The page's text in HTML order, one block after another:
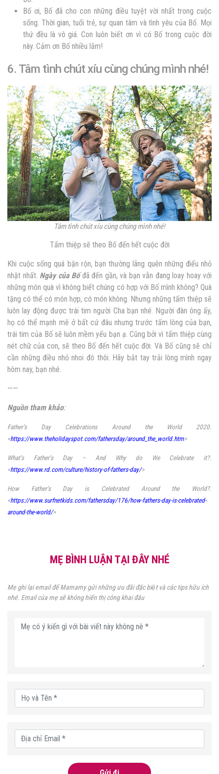
Bố ơi, Bố đã cho con những điều tuyệt vời nhất trong cuộc
sống. Thời gian, tuổi trẻ, sự quan tâm và tình yêu của Bố. Mọi
thứ đều là vô giá. Con luôn biết ơn vì có Bố trong cuộc đời
này. Cảm ơn Bố nhiều lắm!
6. Tâm tình chút xíu cùng chúng mình nhé!
Tâm tình chút xíu cùng chúng mình nhé!
Tấm thiệp sẽ theo Bố đến hết cuộc đời
Khi cuộc sống quá bận rộn, bạn thường lãng quên những điểu nhỏ
nhặt nhất. Ngày của Bốđã đến gần, và bạn vẫn đang loay hoay với
những món quà vì không biết chúng có hợp với Bố mình không? Quà
tặng có thể có món hợp, có món không. Nhưng những tấm thiệp sẽ
luôn lay động được trái tim người Cha bạn nhé. Người đàn ông ấy,
họ có thể mạnh mẽ ở bất cứ đâu nhưng trước tấm lòng của bạn,
trái tim của Bố sẽ luôn mềm yếu bạn ạ. Cũng bởi vì tấm thiệp cùng
nét chữ của con, sẽ theo Bố đến hết cuộc đời. Và Bố cũng sẽ chỉ
cần những điều nhỏ nhoi đó thôi. Hãy bắt tay trải lòng mình ngay
hôm nay, bạn nhé.
——
Nguồn tham khảo:
Father’s Day Celebrations Around the World 2020.
<https://www.theholidayspot.com/fathersday/around_the_world.htm>
What’s Father’s Day – And Why do We Celebrate it?.
<https://www.rd.com/culture/history-of-fathers-day/>
How Father’s Day is Celebrated Around the World?.
<https://www.surfnetkids.com/fathersday/176/how-fathers-day-is-celebrated-
around-the-world/>
MẸ BÌNH LUẬN TẠI ĐÂY NHÉ
Mẹ ghi lại email để Mamamy gửi những ưu đãi đặc biệt và các tips hữu ích
nhé. Email của mẹ sẽ không hiển thị công khai đâu